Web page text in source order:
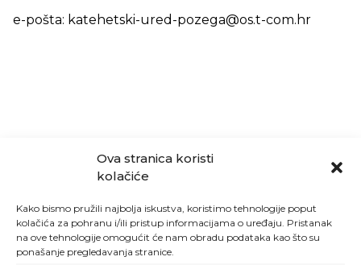
Ova stranica koristi
kolačiće
Kako bismo pružili najbolja iskustva, koristimo tehnologije poput
kolačića za pohranu i/ili pristup informacijama o uređaju. Pristanak
na ove tehnologije omogućit će nam obradu podataka kao što su
ponašanje pregledavanja stranice.
e-pošta: katehetski-ured-pozega@os.t-com.hr